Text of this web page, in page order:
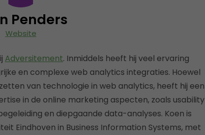
Penders
Website
Adversitement. Inmiddels heeft hij veel ervaring
en complexe web analytics integraties. Hoewel
van technologie in web analytics, heeft hij een
in de online marketing aspecten, zoals usability
en diepgaande data-analyses. Koen is
Eindhoven in Business Information Systems, met